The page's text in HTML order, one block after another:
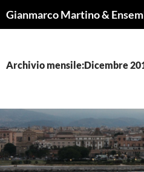
Gianmarco Martino &
Archivio mensile:Dicembre